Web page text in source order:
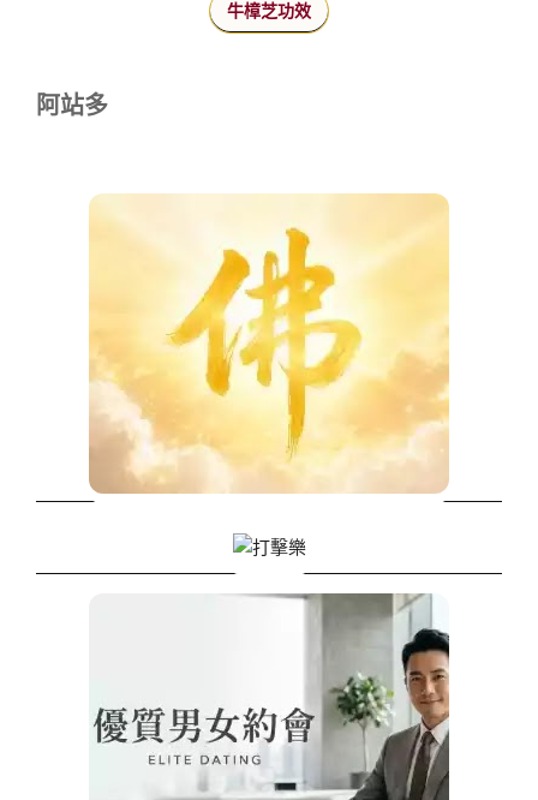
牛樟芝功效
阿站多